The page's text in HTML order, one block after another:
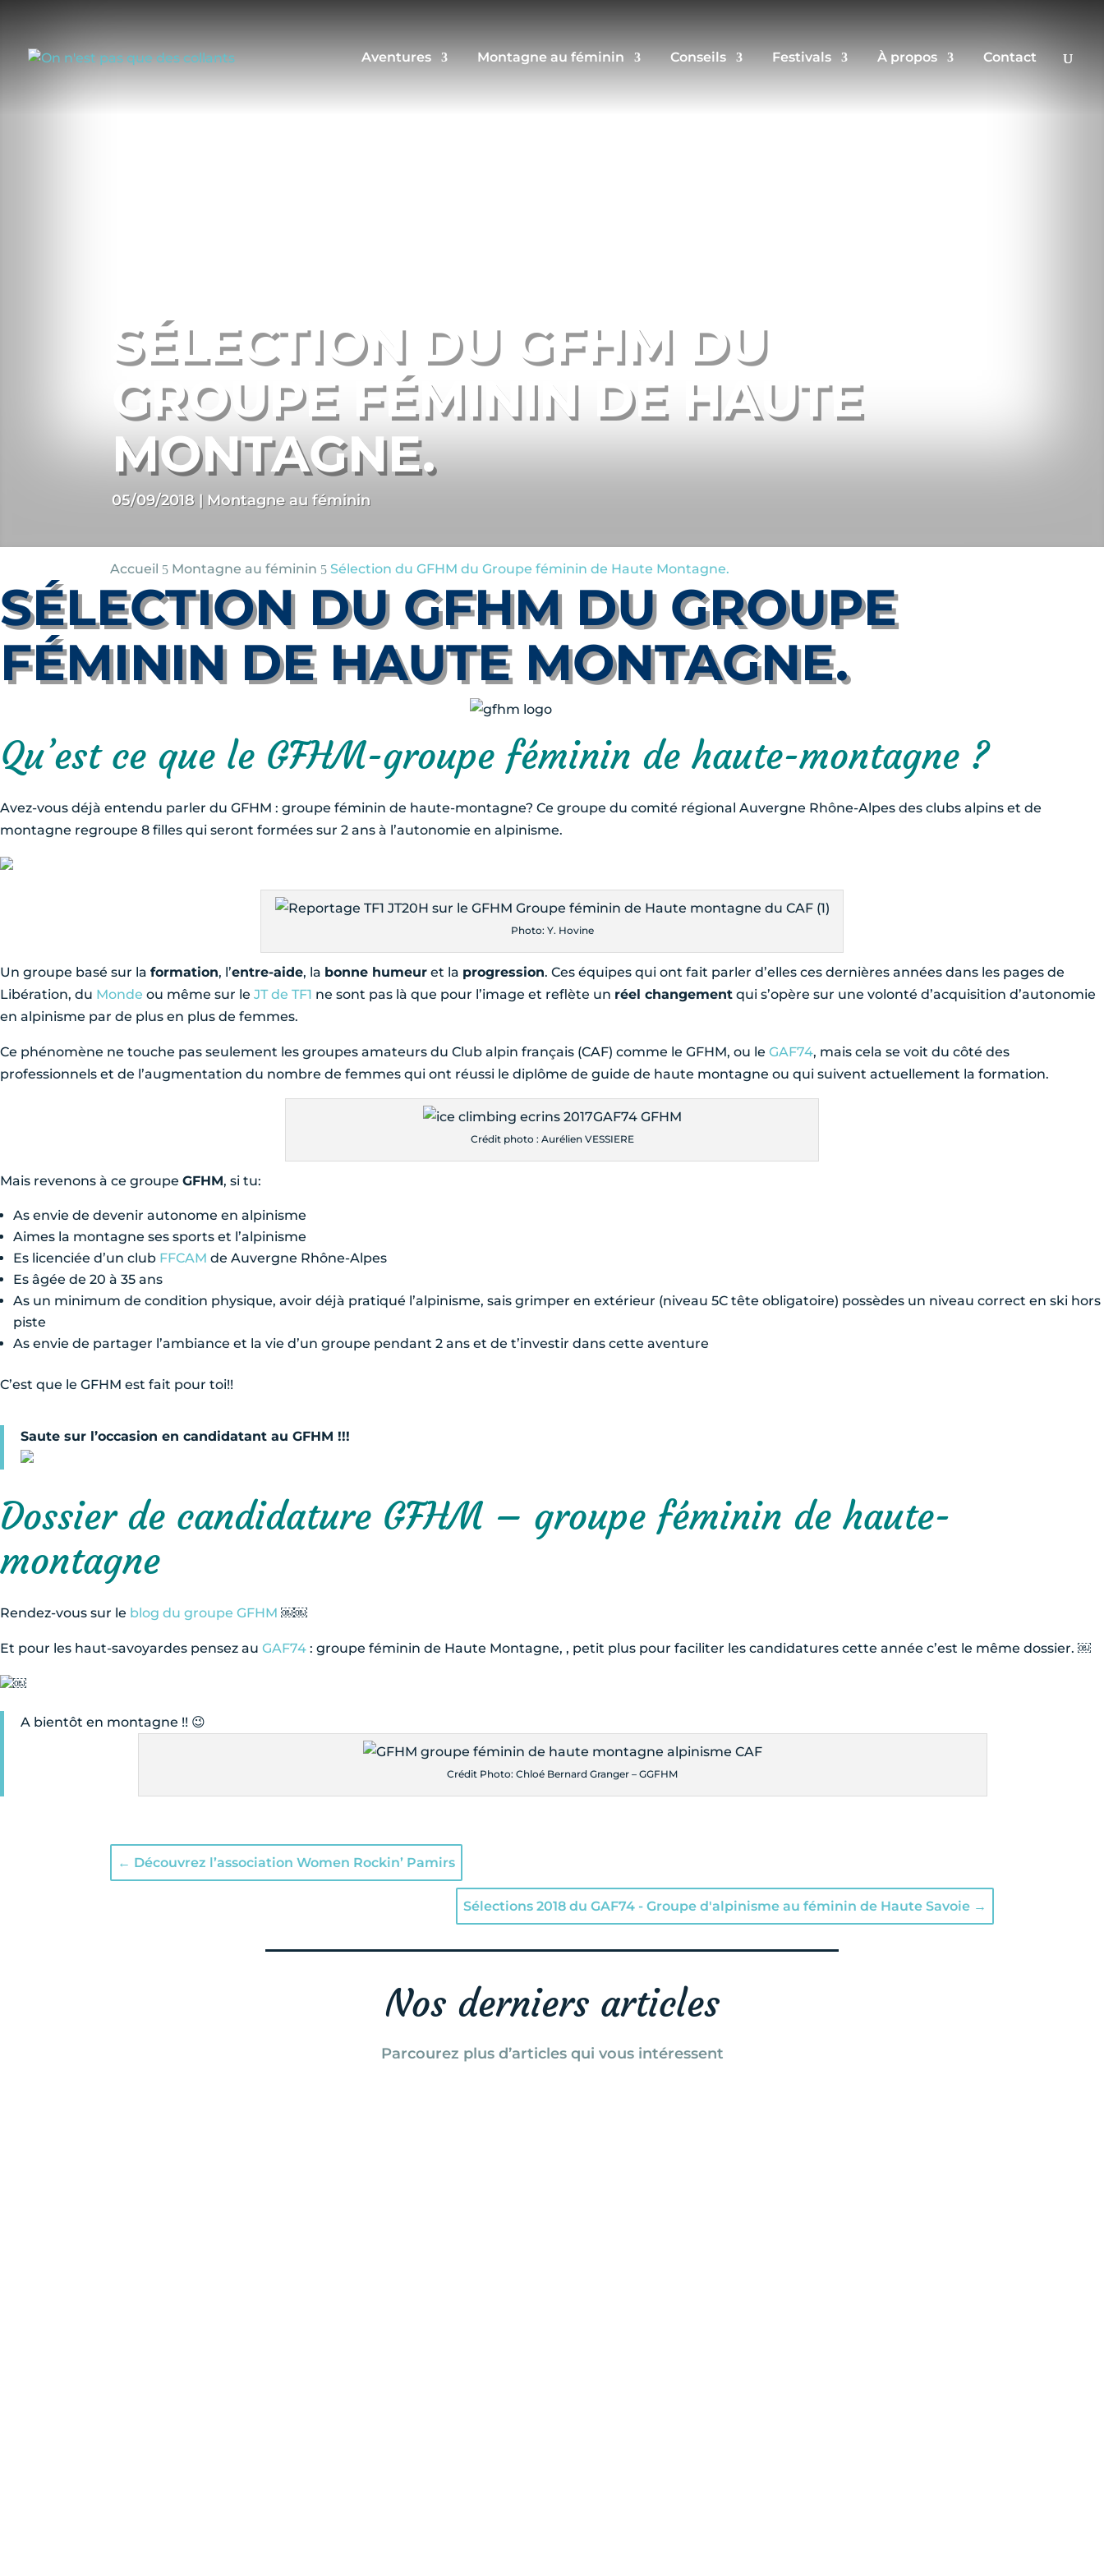
Aventures Montagne au féminin Conseils Festivals À propos Contact
SÉLECTION DU GFHM DU
GROUPE FÉMININ DE HAUTE
MONTAGNE.
05/09/2018| Montagne au féminin
Accueil 5 Montagne au féminin 5 Sélection du GFHM du Groupe féminin de Haute Montagne.
SÉLECTION DU GFHM DU GROUPE
FÉMININ DE HAUTE MONTAGNE.
Qu’est ce que le GFHM-groupe féminin de haute-montagne ?
Avez-vous déjà entendu parler du GFHM : groupe féminin de haute-montagne? Ce groupe du comité régional Auvergne Rhône-Alpes des clubs alpins et de
montagne regroupe 8 filles qui seront formées sur 2 ans à l’autonomie en alpinisme.
Photo: Y. Hovine
Un groupe basé sur la formation, l’entre-aide, la bonne humeur et la progression. Ces équipes qui ont fait parler d’elles ces dernières années dans les pages de
Libération, du Monde ou même sur le JT de TF1 ne sont pas là que pour l’image et reflète un réel changement qui s’opère sur une volonté d’acquisition d’autonomie
en alpinisme par de plus en plus de femmes.
Ce phénomène ne touche pas seulement les groupes amateurs du Club alpin français (CAF) comme le GFHM, ou le GAF74, mais cela se voit du côté des
professionnels et de l’augmentation du nombre de femmes qui ont réussi le diplôme de guide de haute montagne ou qui suivent actuellement la formation.
Crédit photo : Aurélien VESSIERE
Mais revenons à ce groupe GFHM, si tu:
As envie de devenir autonome en alpinisme
Aimes la montagne ses sports et l’alpinisme
Es licenciée d’un club FFCAM de Auvergne Rhône-Alpes
Es âgée de 20 à 35 ans
As un minimum de condition physique, avoir déjà pratiqué l’alpinisme, sais grimper en extérieur (niveau 5C tête obligatoire) possèdes un niveau correct en ski hors
piste
As envie de partager l’ambiance et la vie d’un groupe pendant 2 ans et de t’investir dans cette aventure
C’est que le GFHM est fait pour toi!!
Saute sur l’occasion en candidatant au GFHM !!!
Dossier de candidature GFHM – groupe féminin de haute-
montagne
Rendez-vous sur le blog du groupe GFHM ￼￼
Et pour les haut-savoyardes pensez au GAF74 : groupe féminin de Haute Montagne, , petit plus pour faciliter les candidatures cette année c’est le même dossier. ￼
￼
A bientôt en montagne !! 😉
Crédit Photo: Chloé Bernard Granger – GGFHM
← Découvrez l’association Women Rockin’ Pamirs
Sélections 2018 du GAF74 - Groupe d'alpinisme au féminin de Haute Savoie→
Nos derniers articles
Parcourez plus d’articles qui vous intéressent